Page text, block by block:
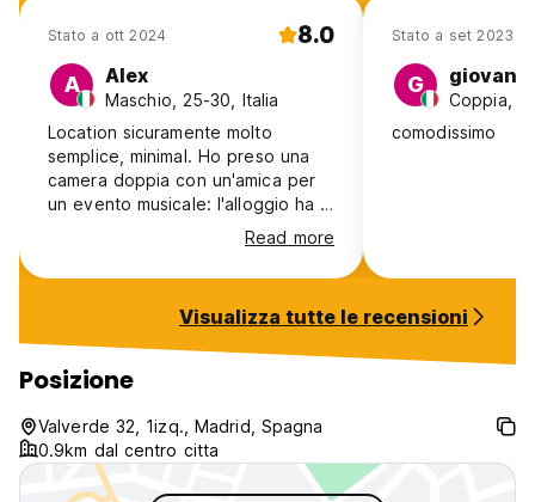
Stato a ott 2024 8.0
A Alex
Maschio, 25-30, Italia
Location sicuramente molto
semplice, minimal. Ho preso una
camera doppia con un'amica per
un evento musicale: l'alloggio ha il
vantaggio di essere in zona molto
centrale, ma per essere un ostello
è sicuramente un posto "poco
sicuramente un vantaggio per chi
cerca un posto tranquillo. Spazi
nelle camere più che
soddisfacenti, purtroppo però le
camere sono molto poco isolate
dai rumori esterni (si sente
passare la gente nei corridoi quasi
come se non avessi una porta :')
Read more
Stato a set 2023
G giovanni
Coppia,
comodissimo
Visualizza tutte le recensioni
Posizione
Valverde 32, 1izq., Madrid, Spagna
0.9km dal centro citta